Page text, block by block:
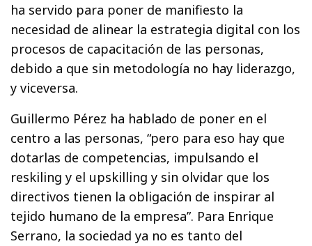
ha servido para poner de manifiesto la
necesidad de alinear la estrategia digital con los
procesos de capacitación de las personas,
debido a que sin metodología no hay liderazgo,
y viceversa.
Guillermo Pérez ha hablado de poner en el
centro a las personas, “pero para eso hay que
dotarlas de competencias, impulsando el
reskiling y el upskilling y sin olvidar que los
directivos tienen la obligación de inspirar al
tejido humano de la empresa”. Para Enrique
Serrano, la sociedad ya no es tanto del